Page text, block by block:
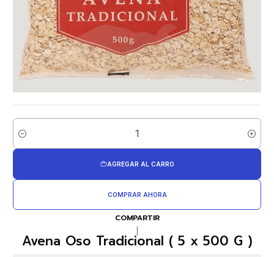
Cantidad
AGREGAR AL CARRO
COMPRAR AHORA
COMPARTIR
Avena Oso Tradicional ( 5 x 500 G )